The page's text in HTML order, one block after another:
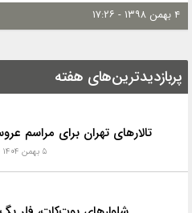
۴ بهمن ۱۳۹۸ - ۱۷:۲۶
پربازدیدترین‌های هفته
تالارهای تهران برای مراسم
۵ بهمن ۱۴۰۴ - ۲۲:۱۳